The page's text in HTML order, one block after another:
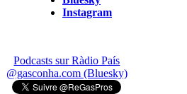
Instagram
Podcasts sur Ràdio País
@gasconha.com (Bluesky)